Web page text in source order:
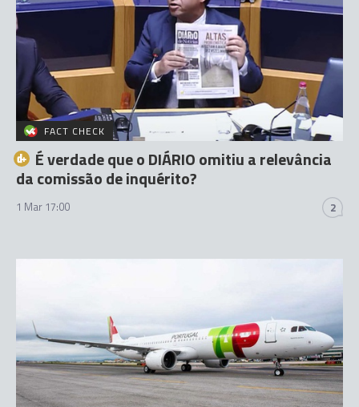
FACT CHECK
É verdade que o DIÁRIO omitiu a relevância
da comissão de inquérito?
1 Mar 17:00 2